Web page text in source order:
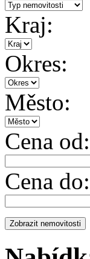
Kraj:
Okres:
Město:
Cena od:
Cena do: